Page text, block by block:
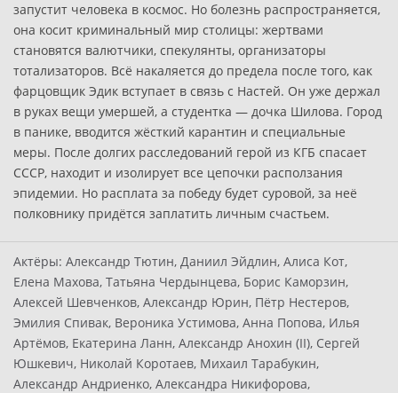
запустит человека в космос. Но болезнь распространяется,
она косит криминальный мир столицы: жертвами
становятся валютчики, спекулянты, организаторы
тотализаторов. Всё накаляется до предела после того, как
фарцовщик Эдик вступает в связь с Настей. Он уже держал
в руках вещи умершей, а студентка — дочка Шилова. Город
в панике, вводится жёсткий карантин и специальные
меры. После долгих расследований герой из КГБ спасает
СССР, находит и изолирует все цепочки расползания
эпидемии. Но расплата за победу будет суровой, за неё
полковнику придётся заплатить личным счастьем.
Актёры: Александр Тютин, Даниил Эйдлин, Алиса Кот,
Елена Махова, Татьяна Чердынцева, Борис Каморзин,
Алексей Шевченков, Александр Юрин, Пётр Нестеров,
Эмилия Спивак, Вероника Устимова, Анна Попова, Илья
Артёмов, Екатерина Ланн, Александр Анохин (II), Сергей
Юшкевич, Николай Коротаев, Михаил Тарабукин,
Александр Андриенко, Александра Никифорова,